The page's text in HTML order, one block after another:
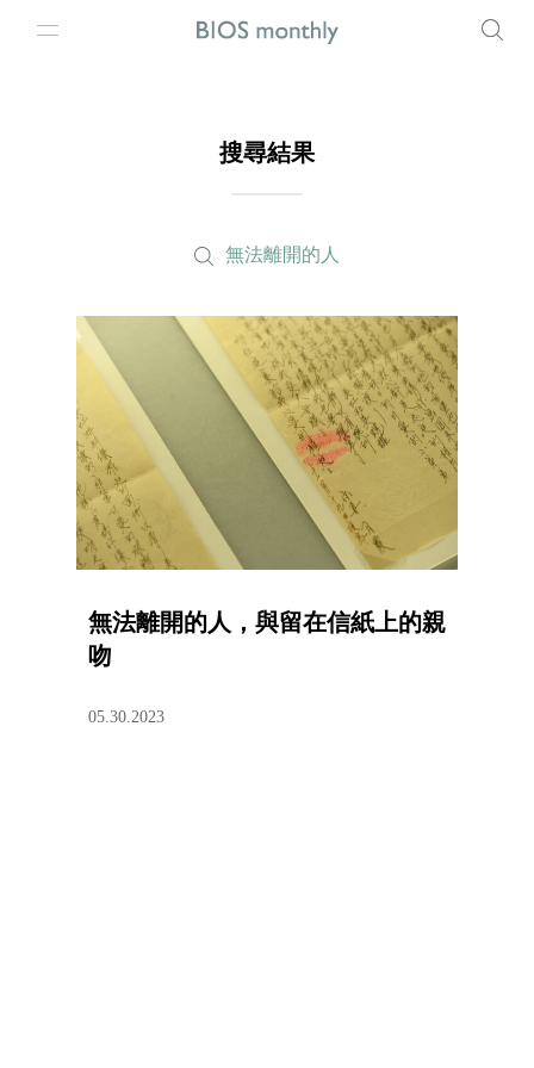
搜尋結果
無法離開的人
無法離開的人，與留在信紙上的親
吻
05.30.2023